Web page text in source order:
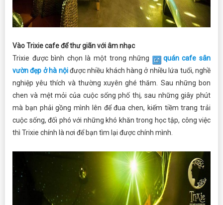
Vào Trixie cafe để thư giãn với âm nhạc
Trixie được bình chọn là một trong những
quán cafe sân
vườn đẹp ở hà nộiđược nhiều khách hàng ở nhiều lứa tuổi, nghề
nghiệp yêu thích và thường xuyên ghé thăm. Sau những bon
chen và mệt mỏi của cuộc sống phố thị, sau những giây phút
mà bạn phải gồng mình lên để đua chen, kiếm tiềm trang trải
cuộc sống, đối phó với những khó khăn trong học tập, công việc
thì Trixie chính là nơi để bạn tìm lại được chính mình.